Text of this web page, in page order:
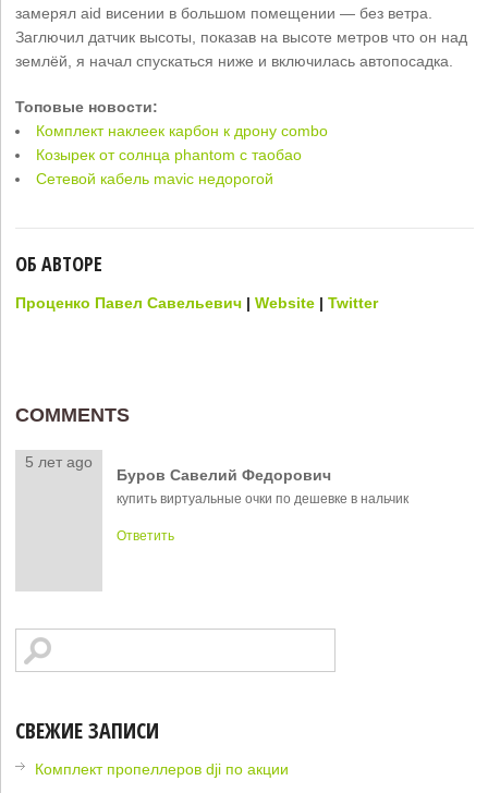
замерял aid висении в большом помещении — без ветра.
Заглючил датчик высоты, показав на высоте метров что он над
землёй, я начал спускаться ниже и включилась автопосадка.
Топовые новости:
Комплект наклеек карбон к дрону combo
Козырек от солнца phantom с таобао
Сетевой кабель mavic недорогой
ОБ АВТОРЕ
Проценко Павел Савельевич |Website |Twitter
COMMENTS
5 лет ago
Буров Савелий Федорович
купить виртуальные очки по дешевке в нальчик
Ответить
СВЕЖИЕ ЗАПИСИ
Комплект пропеллеров dji по акции